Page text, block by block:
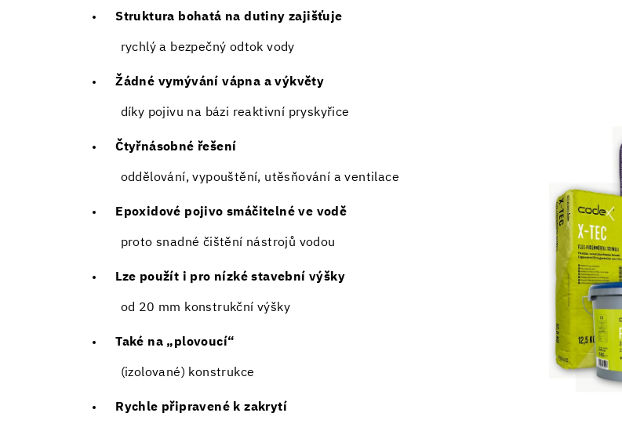
Struktura bohatá na dutiny zajišťuje
rychlý a bezpečný odtok vody
Žádné vymývání vápna a výkvěty
díky pojivu na bázi reaktivní pryskyřice
Čtyřnásobné řešení
oddělování, vypouštění, utěsňování a ventilace
Epoxidové pojivo smáčitelné ve vodě
proto snadné čištění nástrojů vodou
Lze použít i pro nízké stavební výšky
od 20 mm konstrukční výšky
Také na „plovoucí“
(izolované) konstrukce
Rychle připravené k zakrytí